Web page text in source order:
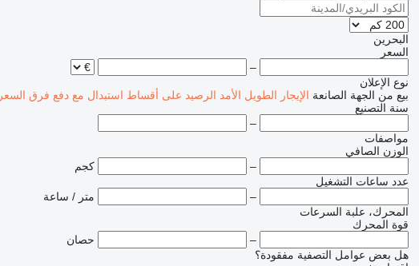
البحرين
السعر
–
نوع الإعلان
بيع من الجهة الصانعة الإيجار الطويل الأمد الرصيد على أقساط استبدال مع دفع فرق السعر
سنة التصنيع
–
مواصفات
الوزن الصافي
–
كجم
عدد ساعات التشغيل
–
متر / ساعة
المحرك، علبة السرعات
قوة المحرك
–
حصان
هل بعض عوامل التصفية مفقودة؟